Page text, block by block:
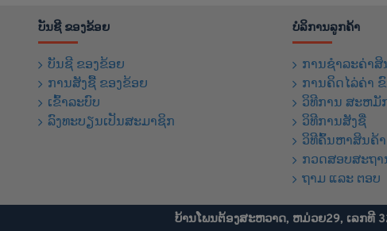
ບັນຊີ ຂອງຂ້ອຍ
ບັນຊີ ຂອງຂ້ອຍ
ການສັງຊື້ ຂອງຂ້ອຍ
ເຂົ້າລະບົບ
ລົງທະບຽນເປັນສະມາຊິກ
ບໍລິການລູກຄ້າ
ການຊຳລະຄ່າສິ
ການຄິດໄລ່ຄ່າ
ວິທີການ ສະຫມັ
ວິທີການສັງຊື່
ວິທີຄົ້ນຫາສິນຄ້າ
ກວດສອບສະຖ
ຖາມ ແລະ ຕອບ
ບ້ານໂພນຕ້ອງສະຫວາດ, ຫມ່ວຍ29, ເລກທີ